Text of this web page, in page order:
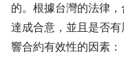
的。根據台灣的法律
達成合意，並且是否
響合約有效性的因素：